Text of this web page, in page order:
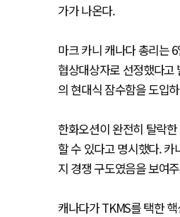
가가 나온다.
마크 카니 캐나다 총리는
협상대상자로 선정했다고
의 현대식 잠수함을 도입
한화오션이 완전히 탈락
할 수 있다고 명시했다.
지 경쟁 구도였음을 보여
캐나다가 TKMS를 택한